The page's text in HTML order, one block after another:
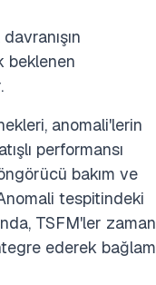
beklenen
anomali'lerin
performansı
bakım ve
tespitindeki
TSFM'ler zaman
ederek bağlam